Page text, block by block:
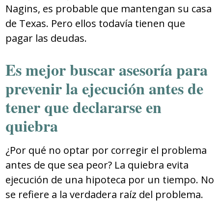
Nagins, es probable que mantengan su casa
de Texas. Pero ellos todavía tienen que
pagar las deudas.
Es mejor buscar asesoría para
prevenir la ejecución antes de
tener que declararse en
quiebra
¿Por qué no optar por corregir el problema
antes de que sea peor? La quiebra evita
ejecución de una hipoteca por un tiempo. No
se refiere a la verdadera raíz del problema.